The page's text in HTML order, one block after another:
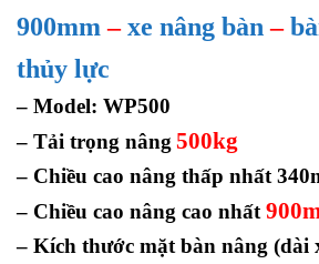
900mm –xe nâng bàn –
thủy lực
– Model: WP500
– Tải trọng nâng 500kg
– Chiều cao nâng thấp nhất
– Chiều cao nâng cao nhất
– Kích thước mặt bàn nâng (dài